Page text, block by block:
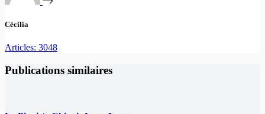
Cécilia
Articles: 3048
Publications similaires